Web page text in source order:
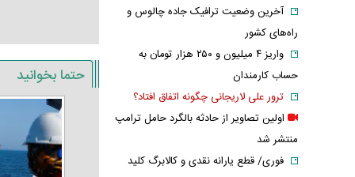
حتما بخوانید
آخرین وضعیت ترافیک جاده چالوس و
راه‌های کشور
واریز ۴ میلیون و ۲۵۰ هزار تومان به
حساب کارمندان
ترور علی لاریجانی چگونه اتفاق افتاد؟
اولین تصاویر از حادثه بالگرد حامل ترامپ
منتشر شد
فوری/ قطع یارانه نقدی و کالابرگ کلید